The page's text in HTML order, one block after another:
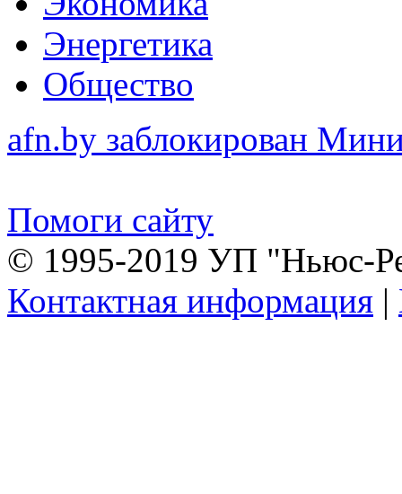
Энергетика
Общество
afn.by заблокирован
Помоги сайту
© 1995-2019 УП "Ньюс-
Контактная информация |